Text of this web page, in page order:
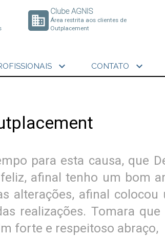
business
Clube AGNIS
Área restrita aos clientes de
Outplacement
expand_more CONTATO expand_more
para esta causa, que
afinal tenho um bom
alterações, afinal colocou
realizações. Tomara
forte e respeitoso abraço,